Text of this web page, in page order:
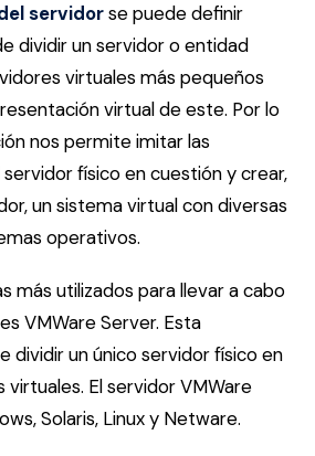
servidorse puede definir
dividir un servidor o entidad
virtuales más pequeños
virtual de este. Por lo
nos permite imitar las
físico en cuestión y crear,
un sistema virtual con diversas
operativos.
más utilizados para llevar a cabo
VMWare Server. Esta
dividir un único servidor físico en
virtuales. El servidor VMWare
Solaris, Linux y Netware.